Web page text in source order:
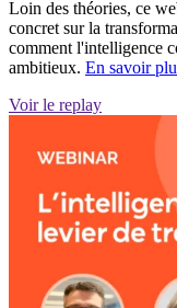
Loin des théories, ce
concret sur la
comment l'intelligence
ambitieux. En savoir
Voir le replay